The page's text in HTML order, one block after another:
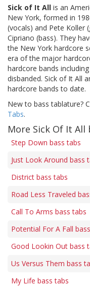
Sick of It All is an
New York, formed in
(vocals) and Pete Koller
Cipriano (bass). They
the New York hardcore
era of the major
hardcore bands
disbanded. Sick of It All
hardcore bands to date.
New to bass tablature?
Tabs.
More Sick Of It All
Step Down bass tabs
Just Look Around bass
District bass tabs
Road Less Traveled
Call To Arms bass tabs
Potential For A Fall
Good Lookin Out bass
Us Versus Them bass
My Life bass tabs